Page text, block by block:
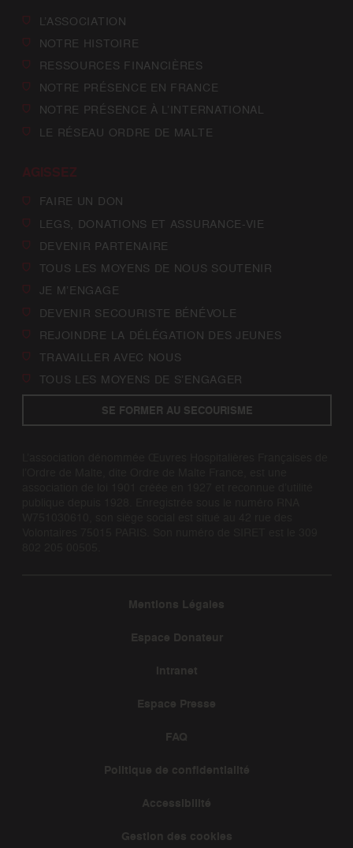
L’ASSOCIATION
NOTRE HISTOIRE
RESSOURCES FINANCIÈRES
NOTRE PRÉSENCE EN FRANCE
NOTRE PRÉSENCE À L’INTERNATIONAL
LE RÉSEAU ORDRE DE MALTE
AGISSEZ
FAIRE UN DON
LEGS, DONATIONS ET ASSURANCE-VIE
DEVENIR PARTENAIRE
TOUS LES MOYENS DE NOUS SOUTENIR
JE M’ENGAGE
DEVENIR SECOURISTE BÉNÉVOLE
REJOINDRE LA DÉLÉGATION DES JEUNES
TRAVAILLER AVEC NOUS
TOUS LES MOYENS DE S’ENGAGER
SE FORMER AU SECOURISME
Mentions Légales
Espace Donateur
Intranet
Espace Presse
FAQ
Politique de confidentialité
Accessibilité
Gestion des cookies